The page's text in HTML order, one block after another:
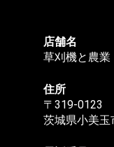
店舗名
草刈機と農業
住所
〒319-0123
茨城県小美